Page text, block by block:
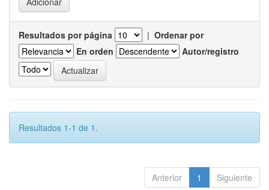
Resultados por página | Ordenar por
En orden
Autor/registro
Resultados 1-1 de 1.
Anterior 1 Siguiente